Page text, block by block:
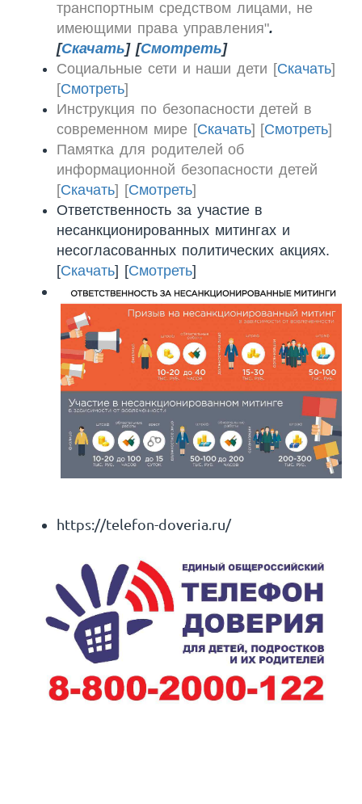
транспортным средством лицами, не
имеющими права управления".
[Скачать] [Смотреть]
Социальные сети и наши дети [Скачать]
[Смотреть]
Инструкция по безопасности детей в
современном мире [Скачать] [Смотреть]
Памятка для родителей об
информационной безопасности детей
[Скачать] [Смотреть]
Ответственность за участие в
несанкционированных митингах и
несогласованных политических акциях.
[Скачать] [Смотреть]
https://telefon-doveria.ru/